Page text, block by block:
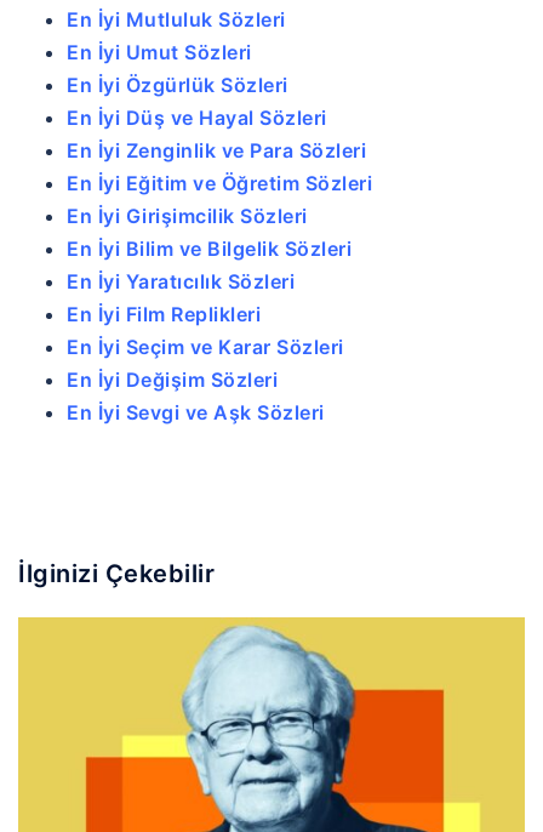
En İyi Mutluluk Sözleri
En İyi Umut Sözleri
En İyi Özgürlük Sözleri
En İyi Düş ve Hayal Sözleri
En İyi Zenginlik ve Para Sözleri
En İyi Eğitim ve Öğretim Sözleri
En İyi Girişimcilik Sözleri
En İyi Bilim ve Bilgelik Sözleri
En İyi Yaratıcılık Sözleri
En İyi Film Replikleri
En İyi Seçim ve Karar Sözleri
En İyi Değişim Sözleri
En İyi Sevgi ve Aşk Sözleri
İlginizi Çekebilir